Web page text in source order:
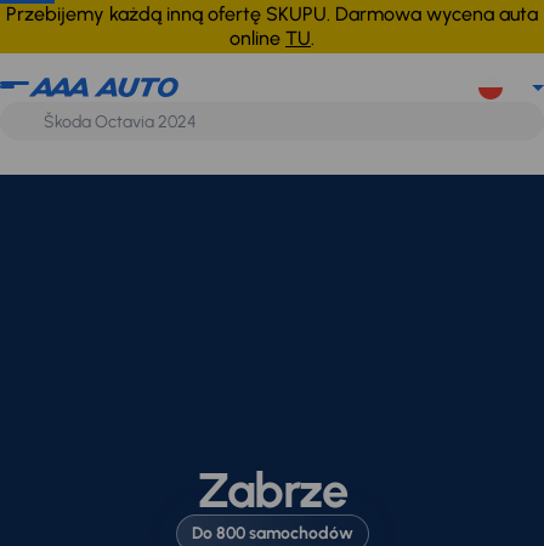
Przebijemy każdą inną ofertę SKUPU. Darmowa wycena auta
online TU.
Zabrze
Do 800 samochodów